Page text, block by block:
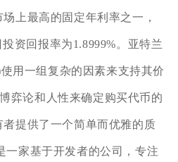
上最高的固定年利率之一，
资回报率为1.8999%。亚特兰
用一组复杂的因素来支持其价
弈论和人性来确定购买代币的
者提供了一个简单而优雅的质
一家基于开发者的公司，专注